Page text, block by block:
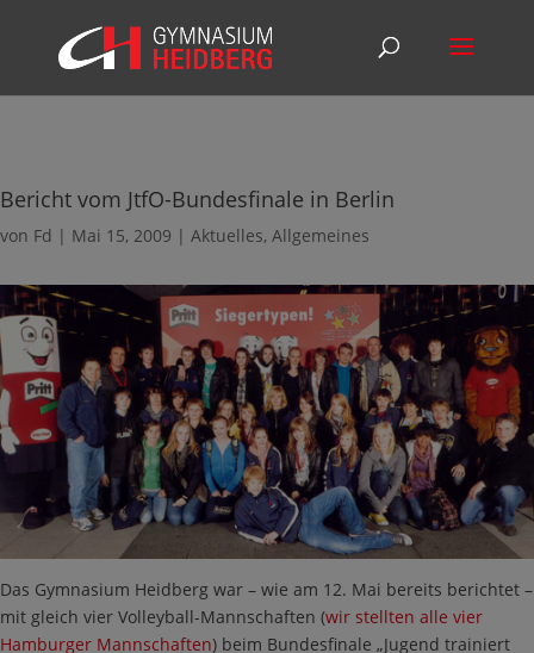
Bericht vom JtfO-Bundesfinale in Berlin
von Fd | Mai 15, 2009 | Aktuelles, Allgemeines
Das Gymnasium Heidberg war – wie am 12. Mai bereits berichtet –
mit gleich vier Volleyball-Mannschaften (wir stellten alle vier
Hamburger Mannschaften) beim Bundesfinale „Jugend trainiert